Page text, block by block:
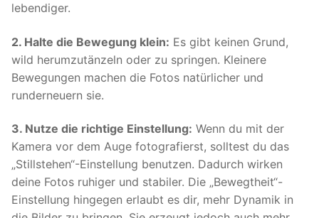
lebendiger.
2. Halte die Bewegung klein: Es gibt keinen Grund,
wild herumzutänzeln oder zu springen. Kleinere
Bewegungen machen die Fotos natürlicher und
runderneuern sie.
3. Nutze die richtige Einstellung: Wenn du mit der
Kamera vor dem Auge fotografierst, solltest du das
„Stillstehen“-Einstellung benutzen. Dadurch wirken
deine Fotos ruhiger und stabiler. Die „Bewegtheit“-
Einstellung hingegen erlaubt es dir, mehr Dynamik in